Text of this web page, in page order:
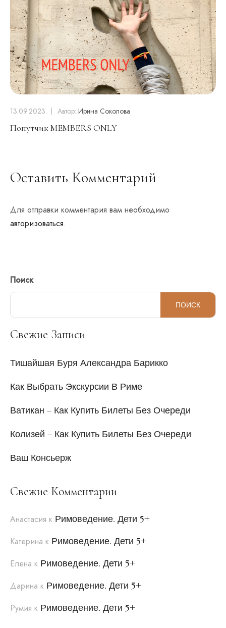
13.09.2023 Автор: Ирина Соколова
Попутчик MEMBERS ONLY
Оставить Комментарий
Для отправки комментария вам необходимо
авторизоваться.
Поиск
ПОИСК
Свежие Записи
Тишайшая Буря Александра Барикко
Как Выбрать Экскурсии В Риме
Ватикан – Как Купить Билеты Без Очереди
Колизей – Как Купить Билеты Без Очереди
Ваш Консьерж
Свежие Комментарии
Анастасия к Римоведение. Дети 5+
Катерина к Римоведение. Дети 5+
Елена к Римоведение. Дети 5+
Дарина к Римоведение. Дети 5+
Румия к Римоведение. Дети 5+